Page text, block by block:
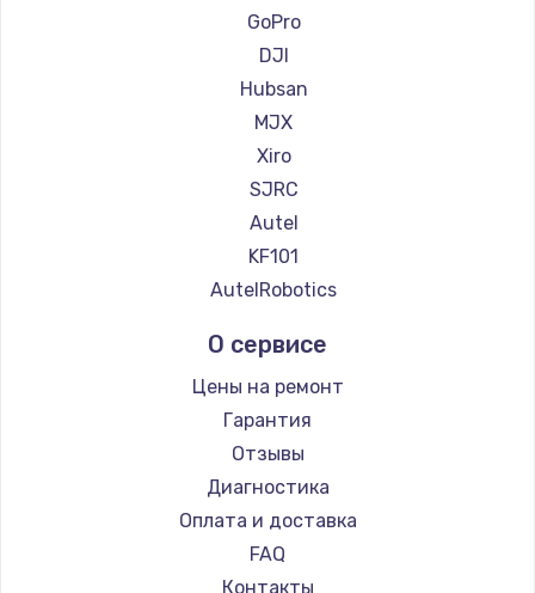
GoPro
DJI
Hubsan
MJX
Xiro
SJRC
Autel
KF101
AutelRobotics
О сервисе
Цены на ремонт
Гарантия
Отзывы
Диагностика
Оплата и доставка
FAQ
Контакты